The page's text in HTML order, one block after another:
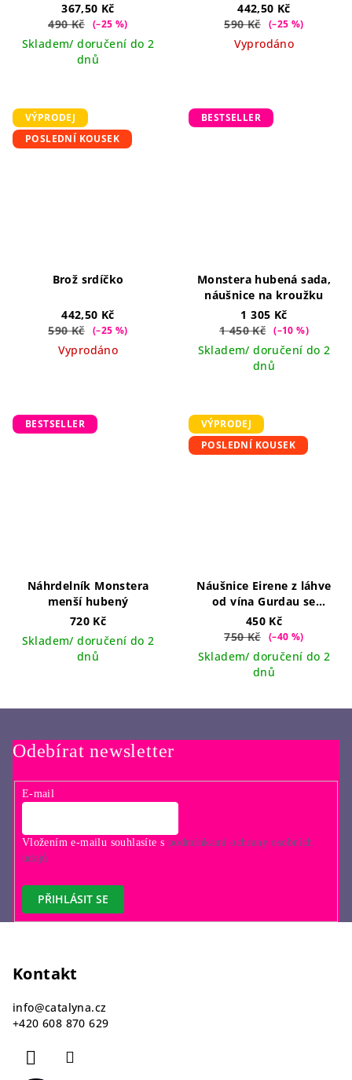
367,50 Kč
490 Kč
(–25 %)
Skladem/ doručení do 2
dnů
442,50 Kč
590 Kč
(–25 %)
Vyprodáno
VÝPRODEJ
POSLEDNÍ KOUSEK
Brož srdíčko
442,50 Kč
590 Kč
(–25 %)
Vyprodáno
BESTSELLER
Monstera hubená sada,
náušnice na kroužku
1 305 Kč
1 450 Kč (–10 %)
Skladem/ doručení do 2
dnů
BESTSELLER
Náhrdelník Monstera
menší hubený
720 Kč
Skladem/ doručení do 2
dnů
VÝPRODEJ
POSLEDNÍ KOUSEK
Náušnice Eirene z láhve
od vína Gurdau se
třpytkamiLimitka
450 Kč
750 Kč
(–40 %)
Skladem/ doručení do 2
dnů
Odebírat newsletter
E-mail
Vložením e-mailu souhlasíte s podmínkami ochrany osobních
údajů
PŘIHLÁSIT SE
Kontakt
info@catalyna.cz
+420 608 870 629